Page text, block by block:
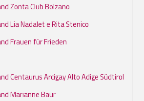
Zonta Club Bolzano
Lia Nadalet e Rita Stenico
Frauen für Frieden
Centaurus Arcigay Alto Adige Südtirol
Marianne Baur